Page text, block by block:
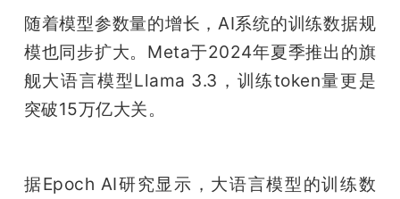
随着模型参数量的增长，AI系统的训练数据规
模也同步扩大。Meta于2024年夏季推出的旗
舰大语言模型Llama 3.3，训练token量更是
突破15万亿大关。
据Epoch AI研究显示，大语言模型的训练数